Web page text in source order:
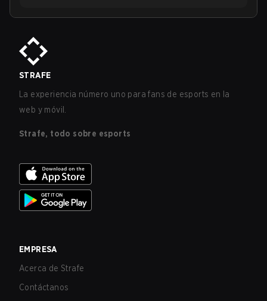
STRAFE
La experiencia número uno para fans de esports en la
web y móvil.
Strafe, todo sobre esports
EMPRESA
Acerca de Strafe
Contáctanos